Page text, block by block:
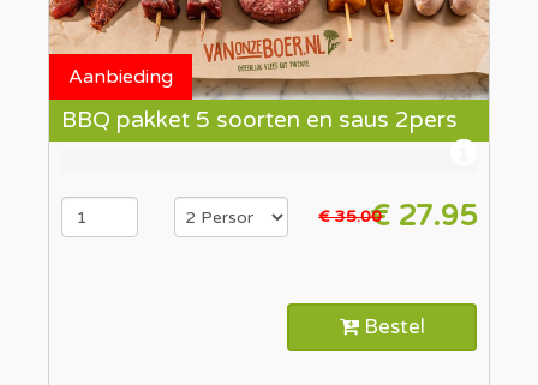
Aanbieding
BBQ pakket 5 soorten en saus 2pers
€ 35.00€ 27.95
Bestel